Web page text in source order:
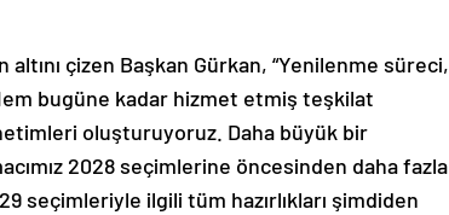
çizen Başkan Gürkan, “Yenilenme süreci,
bugüne kadar hizmet etmiş teşkilat
oluşturuyoruz. Daha büyük bir
2028 seçimlerine öncesinden daha fazla
seçimleriyle ilgili tüm hazırlıkları şimdiden